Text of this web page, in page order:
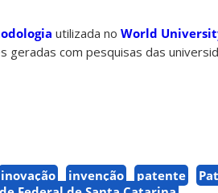
utilizada no World
com pesquisas das
inovação invenção patente